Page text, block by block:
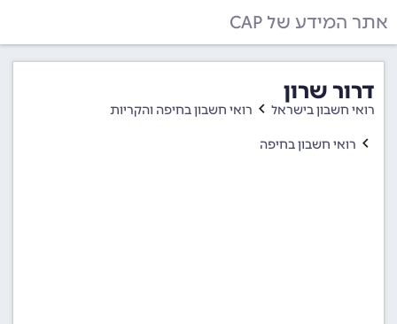
אתר המידע של CAP
דרור שרון
רואי חשבון בישראל רואי חשבון בחיפה והקריות
רואי חשבון בחיפה